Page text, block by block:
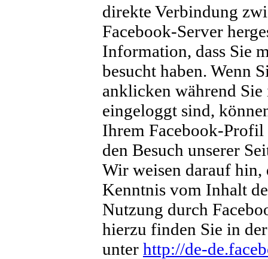
direkte Verbindung
Facebook-Server
Information, dass Sie
besucht haben. Wenn
anklicken während
eingeloggt sind,
Ihrem Facebook-
den Besuch unserer
Wir weisen darauf hin,
Kenntnis vom Inhalt
Nutzung durch
hierzu finden Sie in
unter http://de-